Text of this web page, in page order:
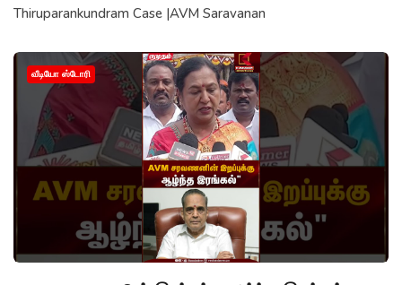
Thiruparankundram Case |AVM Saravanan
வீடியோ ஸ்டோரி